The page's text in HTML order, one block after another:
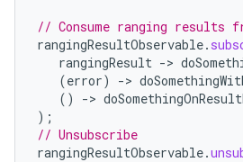
// Consume ranging results
rangingResultObservable.
rangingResult ->
(error) ->
()
->
);
// Unsubscribe
rangingResultObservable.